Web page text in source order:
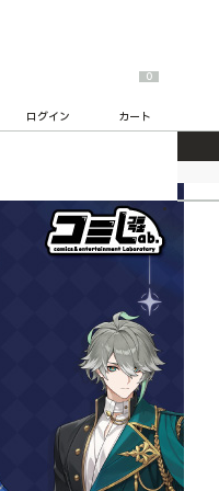
ログイン
0
カート